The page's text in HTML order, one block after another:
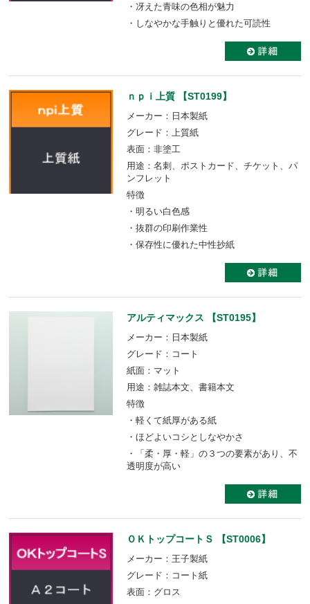
・冴えた青味の色相が魅力
・しなやかな手触りと優れた可読性
ｎｐｉ上質 【ST0199】
メーカー：日本製紙
グレード：上質紙
表面：非塗工
用途：名刺、ポストカード、チケット、パ
ンフレット
特徴
・明るい白色感
・抜群の印刷作業性
・保存性に優れた中性抄紙
アルティマックス 【ST0195】
メーカー：日本製紙
グレード：コート
紙面：マット
用途：雑誌本文、書籍本文
特徴
・軽くて紙厚がある紙
・ほどよいコシとしなやかさ
・「柔・厚・軽」の３つの要素があり、不
透明度が高い
ＯＫトップコートＳ 【ST0006】
メーカー：王子製紙
グレード：コート紙
表面：グロス